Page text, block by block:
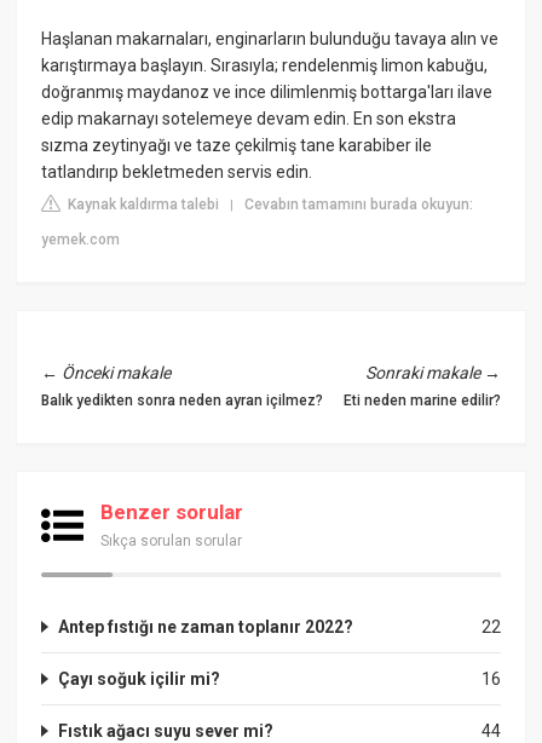
Haşlanan makarnaları, enginarların bulunduğu tavaya alın ve
karıştırmaya başlayın. Sırasıyla; rendelenmiş limon kabuğu,
doğranmış maydanoz ve ince dilimlenmiş bottarga'ları ilave
edip makarnayı sotelemeye devam edin. En son ekstra
sızma zeytinyağı ve taze çekilmiş tane karabiber ile
tatlandırıp bekletmeden servis edin.
Kaynak kaldırma talebi |Cevabın tamamını burada okuyun:
yemek.com
← Önceki makale
Balık yedikten sonra neden ayran içilmez?
Sonraki makale→
Eti neden marine edilir?
Benzer sorular
Sıkça sorulan sorular
22
Antep fıstığı ne zaman toplanır 2022?
16
Çayı soğuk içilir mi?
44
Fıstık ağacı suyu sever mi?